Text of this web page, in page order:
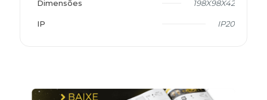
Dimensões 198X98X42
IP IP20